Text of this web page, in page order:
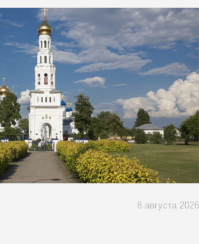
8 августа 2026